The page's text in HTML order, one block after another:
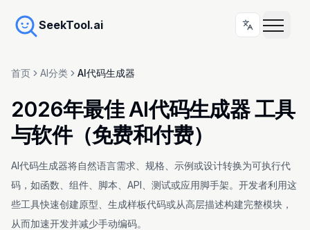
SeekTool.ai
首页 AI分类 AI代码生成器
2026年最佳 AI代码生成器 工具
与软件（免费和付费）
AI代码生成器将自然语言需求、规格、示例或设计转换为可执行代
码，如函数、组件、脚本、API、测试或应用脚手架。开发者利用这
些工具快速创建原型、生成样板代码或从高层描述构建完整模块，
从而加速开发并减少手动编码。